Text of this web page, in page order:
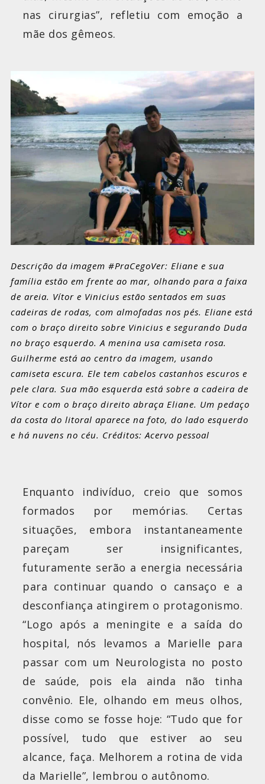
nas cirurgias”, refletiu com emoção a
mãe dos gêmeos.
Descrição da imagem #PraCegoVer: Eliane e sua
família estão em frente ao mar, olhando para a faixa
de areia. Vítor e Vinicius estão sentados em suas
cadeiras de rodas, com almofadas nos pés. Eliane está
com o braço direito sobre Vinicius e segurando Duda
no braço esquerdo. A menina usa camiseta rosa.
Guilherme está ao centro da imagem, usando
camiseta escura. Ele tem cabelos castanhos escuros e
pele clara. Sua mão esquerda está sobre a cadeira de
Vítor e com o braço direito abraça Eliane. Um pedaço
da costa do litoral aparece na foto, do lado esquerdo
e há nuvens no céu. Créditos: Acervo pessoal
Enquanto indivíduo, creio que somos
formados por memórias. Certas
situações, embora instantaneamente
pareçam ser insignificantes,
futuramente serão a energia necessária
para continuar quando o cansaço e a
desconfiança atingirem o protagonismo.
“Logo após a meningite e a saída do
hospital, nós levamos a Marielle para
passar com um Neurologista no posto
de saúde, pois ela ainda não tinha
convênio. Ele, olhando em meus olhos,
disse como se fosse hoje: “Tudo que for
possível, tudo que estiver ao seu
alcance, faça. Melhorem a rotina de vida
da Marielle”, lembrou o autônomo.